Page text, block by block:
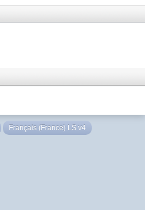
Français (France) LS v4